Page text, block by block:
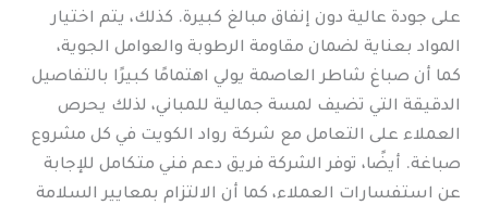
على جودة عالية دون إنفاق مبالغ كبيرة. كذلك، يتم اختيار
المواد بعناية لضمان مقاومة الرطوبة والعوامل الجوية،
كما أن صباغ شاطر العاصمة يولي اهتمامًا كبيرًا بالتفاصيل
الدقيقة التي تضيف لمسة جمالية للمباني، لذلك يحرص
العملاء على التعامل مع شركة رواد الكويت في كل مشروع
صباغة. أيضًا، توفر الشركة فريق دعم فني متكامل للإجابة
عن استفسارات العملاء، كما أن الالتزام بمعايير السلامة